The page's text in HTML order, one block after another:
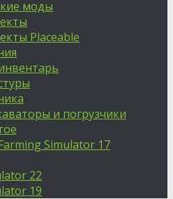
моды
Placeable
и погрузчики
Simulator 17
22
19